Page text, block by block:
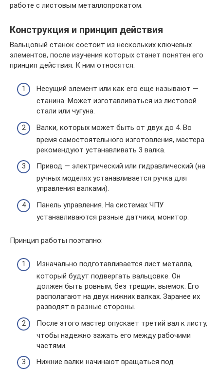
работе с листовым металлопрокатом.
Конструкция и принцип действия
Вальцовый станок состоит из нескольких ключевых
элементов, после изучения которых станет понятен его
принцип действия. К ним относятся:
Несущий элемент или как его еще называют —
станина. Может изготавливаться из листовой
стали или чугуна.
Валки, которых может быть от двух до 4. Во
время самостоятельного изготовления, мастера
рекомендуют устанавливать 3 валка.
Привод — электрический или гидравлический (на
ручных моделях устанавливается ручка для
управления валками).
Панель управления. На системах ЧПУ
устанавливаются разные датчики, монитор.
Принцип работы поэтапно:
Изначально подготавливается лист металла,
который будут подвергать вальцовке. Он
должен быть ровным, без трещин, выемок. Его
располагают на двух нижних валках. Заранее их
разводят в разные стороны.
После этого мастер опускает третий вал к листу,
чтобы надежно зажать его между рабочими
частями.
Нижние валки начинают вращаться под